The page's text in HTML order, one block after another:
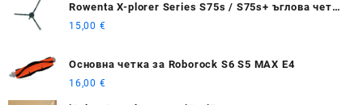
Rowenta X-plorer Series S75s / S75s+ ъглова четка
2 бр.
15,00 €
Основна четка за Roborock S6 S5 MAX E4
16,00 €